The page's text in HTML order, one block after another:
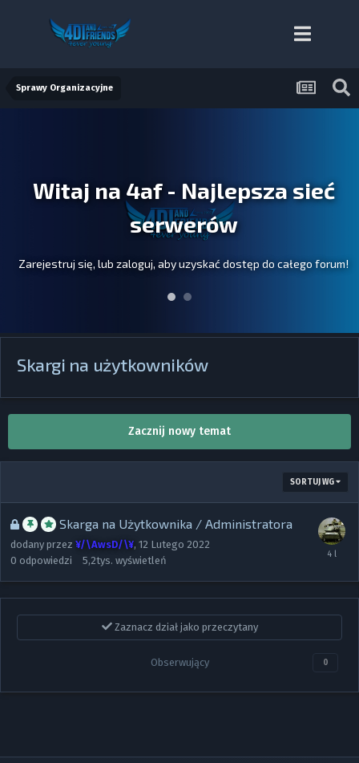
Sprawy Organizacyjne
Witaj na 4af - Najlepsza sieć
serwerów
Zarejestruj się, lub zaloguj, aby uzyskać dostęp do całego forum!
Skargi na użytkowników
Zacznij nowy temat
SORTUJ WG
Skarga na Użytkownika / Administratora
dodany przez ¥/\AwsD/\¥, 12 Lutego 2022
0 odpowiedzi 5,2tys. wyświetleń
Zaznacz dział jako przeczytany
Obserwujący 0